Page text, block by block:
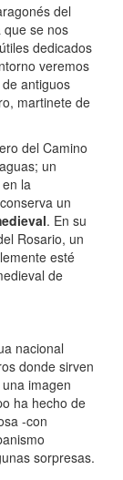
del
que se nos
dedicados
veremos
antiguos
martinete de
del Camino
un
la
un
. En su
Rosario, un
esté
de
nacional
donde sirven
imagen
ha hecho de
-con
sorpresas.